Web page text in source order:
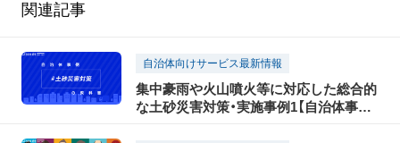
関連記事
自治体向けサービス最新情報
集中豪雨や火山噴火等に対応した総合的
な土砂災害対策・実施事例1【自治体事例